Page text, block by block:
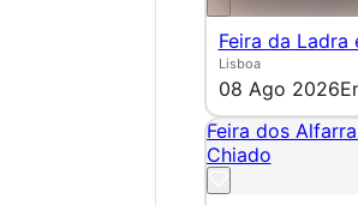
Feira da Ladra
Lisboa
08 Ago 2026
Feira dos
Chiado